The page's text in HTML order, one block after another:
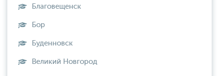
Благовещенск
Бор
Буденновск
Великий Новгород